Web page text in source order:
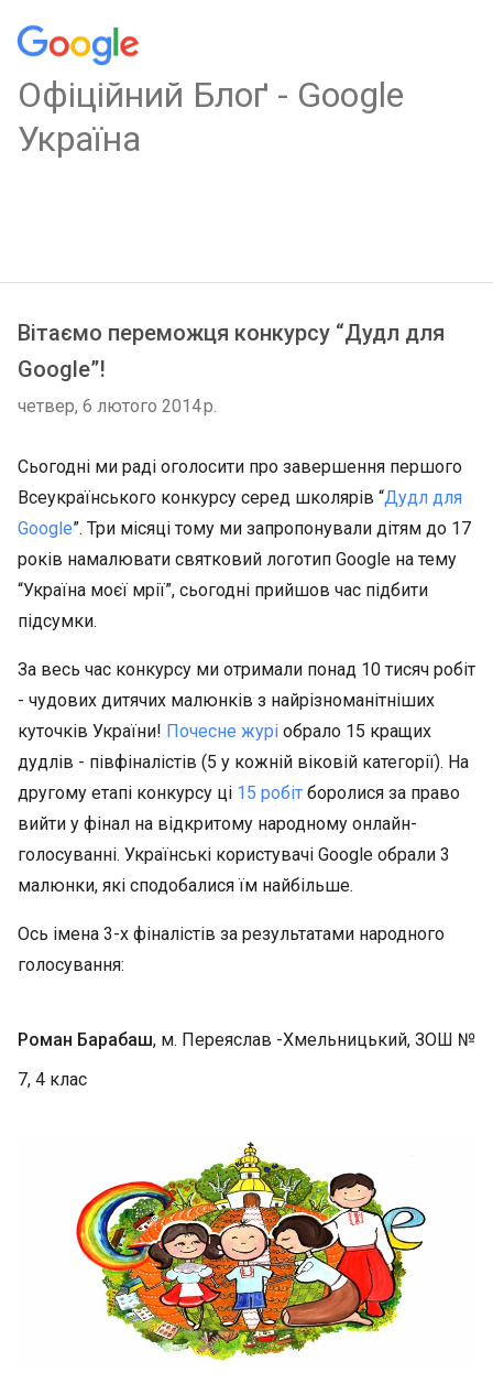
Oфіційний Блоґ - Google
Україна
Вітаємо переможця конкурсу “Дудл для
Google”!
четвер, 6 лютого 2014 р.
Сьогодні ми раді оголосити про завершення першого
Всеукраїнського конкурсу серед школярів “Дудл для
Google”. Три місяці тому ми запропонували дітям до 17
років намалювати святковий логотип Google на тему
“Україна моєї мрії”, сьогодні прийшов час підбити
підсумки.
За весь час конкурсу ми отримали понад 10 тисяч робіт
- чудових дитячих малюнків з найрізноманітніших
куточків України! Почесне журі обрало 15 кращих
дудлів - півфіналістів (5 у кожній віковій категорії). На
другому етапі конкурсу ці 15 робіт боролися за право
вийти у фінал на відкритому народному онлайн-
голосуванні. Українські користувачі Google обрали 3
малюнки, які сподобалися їм найбільше.
Ось імена 3-х фіналістів за результатами народного
голосування:
Роман Барабаш, м. Переяслав -Хмельницький, ЗОШ №
7, 4 клас